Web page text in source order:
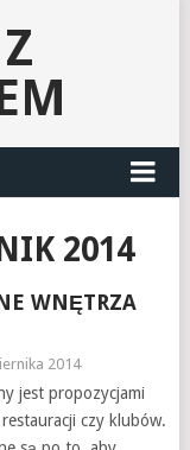
2014
WNĘTRZA
2014
jest propozycjami
czy klubów.